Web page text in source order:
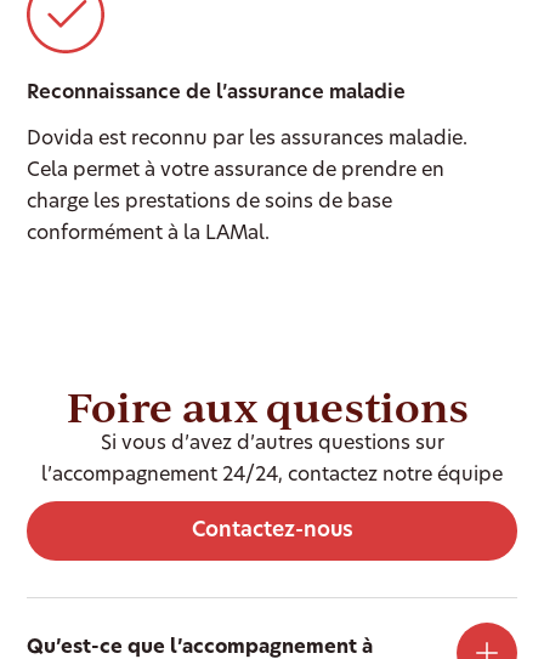
Reconnaissance de l’assurance maladie
Dovida est reconnu par les assurances maladie.
Cela permet à votre assurance de prendre en
charge les prestations de soins de base
conformément à la LAMal.
Foire aux questions
Si vous d’avez d’autres questions sur
l’accompagnement 24/24, contactez notre équipe
Contactez-nous
Qu’est-ce que l’accompagnement à